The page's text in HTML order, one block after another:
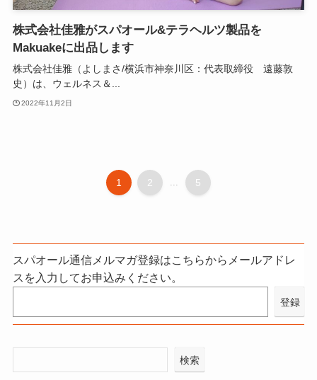
株式会社佳雅がスパオール&テラヘルツ製品を
Makuakeに出品します
株式会社佳雅（よしまさ/横浜市神奈川区：代表取締役 遠藤敦
史）は、ウェルネス＆...
2022年11月2日
1 2 5
スパオール通信メルマガ登録はこちらからメールアドレ
スを入力してお申込みください。
検索